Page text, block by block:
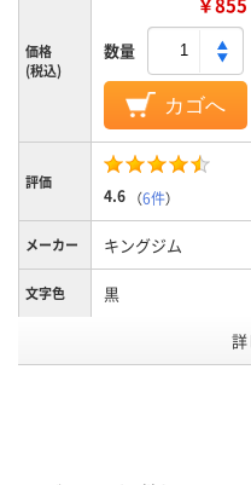
価格
(税込)
数量
カゴへ
評価
4.6 （6件）
メーカー キングジム
文字色 黒
詳